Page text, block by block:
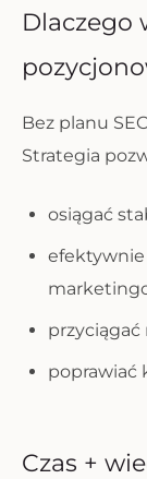
Dlaczego
Bez planu
Strategia
osiągać
przyciągać
poprawiać
Czas +